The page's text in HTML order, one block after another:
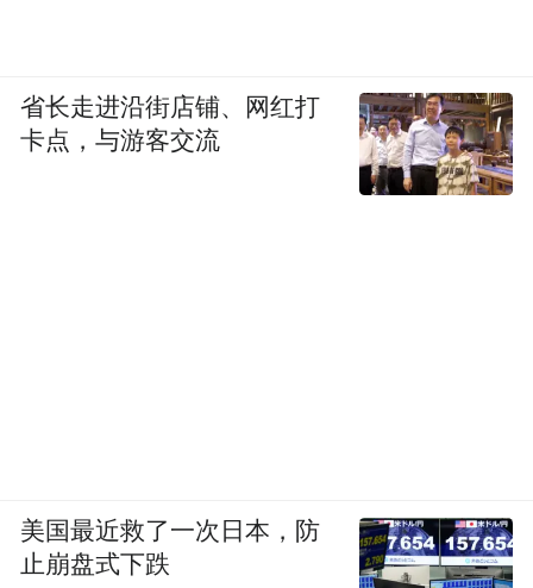
省长走进沿街店铺、网红打
卡点，与游客交流
美国最近救了一次日本，防
止崩盘式下跌